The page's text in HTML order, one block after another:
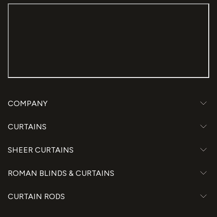
COMPANY
CURTAINS
SHEER CURTAINS
ROMAN BLINDS & CURTAINS
CURTAIN RODS